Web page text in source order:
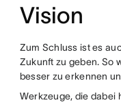
Vision
Zum Schluss ist es
Zukunft zu geben. So
besser zu erkennen
Werkzeuge, die dabei